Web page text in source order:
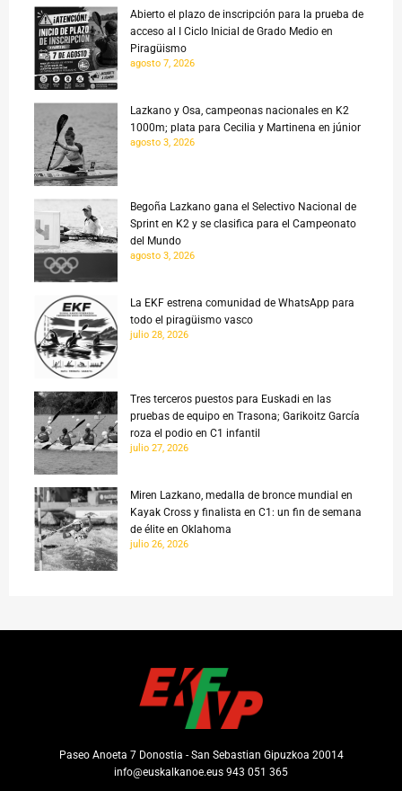
Abierto el plazo de inscripción para la prueba de
acceso al I Ciclo Inicial de Grado Medio en
Piragüismo
agosto 7, 2026
Lazkano y Osa, campeonas nacionales en K2
1000m; plata para Cecilia y Martinena en júnior
agosto 3, 2026
Begoña Lazkano gana el Selectivo Nacional de
Sprint en K2 y se clasifica para el Campeonato
del Mundo
agosto 3, 2026
La EKF estrena comunidad de WhatsApp para
todo el piragüismo vasco
julio 28, 2026
Tres terceros puestos para Euskadi en las
pruebas de equipo en Trasona; Garikoitz García
roza el podio en C1 infantil
julio 27, 2026
Miren Lazkano, medalla de bronce mundial en
Kayak Cross y finalista en C1: un fin de semana
de élite en Oklahoma
julio 26, 2026
Paseo Anoeta 7 Donostia - San Sebastian Gipuzkoa 20014
info@euskalkanoe.eus 943 051 365